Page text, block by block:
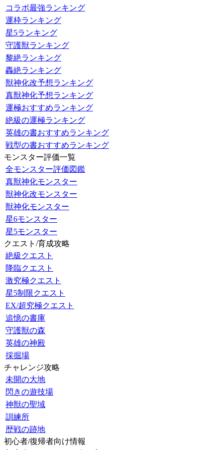
コラボ最強ランキング
運枠ランキング
星5ランキング
守護獣ランキング
黎絶ランキング
轟絶ランキング
獣神化改予想ランキング
真獣神化予想ランキング
運極おすすめランキング
絶級の運極ランキング
英雄の書おすすめランキング
戦型の書おすすめランキング
モンスター評価一覧
全モンスター評価図鑑
真獣神化モンスター
獣神化改モンスター
獣神化モンスター
星6モンスター
星5モンスター
クエスト/育成攻略
絶級クエスト
降臨クエスト
激究極クエスト
星5制限クエスト
EX/超究極クエスト
追憶の書庫
守護獣の森
英雄の神殿
採掘場
チャレンジ攻略
未開の大地
閃きの遊技場
神獣の聖域
訓練所
歴戦の跡地
初心者/復帰者向け情報